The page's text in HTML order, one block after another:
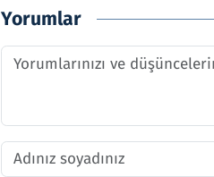
Yorumlar